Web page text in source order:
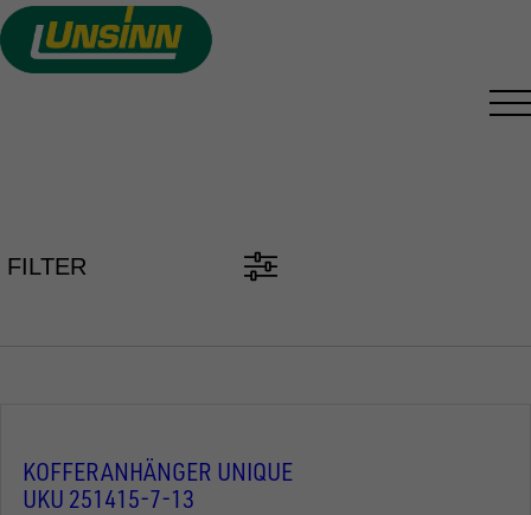
Direkt
zum
Inhalt
FILTER
KOFFERANHÄNGER UNIQUE
UKU 251415-7-13